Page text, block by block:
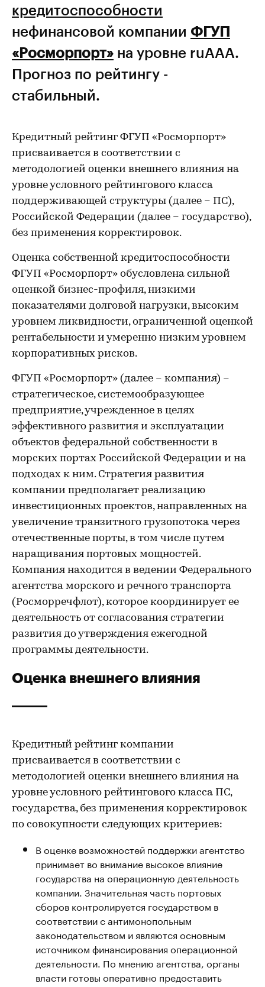
кредитоспособности
нефинансовой компании ФГУП
«Росморпорт» на уровне ruAAA.
Прогноз по рейтингу -
стабильный.
Кредитный рейтинг ФГУП «Росморпорт»
присваивается в соответствии с
методологией оценки внешнего влияния на
уровне условного рейтингового класса
поддерживающей структуры (далее – ПС),
Российской Федерации (далее – государство),
без применения корректировок.
Оценка собственной кредитоспособности
ФГУП «Росморпорт» обусловлена сильной
оценкой бизнес-профиля, низкими
показателями долговой нагрузки, высоким
уровнем ликвидности, ограниченной оценкой
рентабельности и умеренно низким уровнем
корпоративных рисков.
ФГУП «Росморпорт» (далее – компания) –
стратегическое, системообразующее
предприятие, учрежденное в целях
эффективного развития и эксплуатации
объектов федеральной собственности в
морских портах Российской Федерации и на
подходах к ним. Стратегия развития
компании предполагает реализацию
инвестиционных проектов, направленных на
увеличение транзитного грузопотока через
отечественные порты, в том числе путем
наращивания портовых мощностей.
Компания находится в ведении Федерального
агентства морского и речного транспорта
(Росморречфлот), которое координирует ее
деятельность от согласования стратегии
развития до утверждения ежегодной
программы деятельности.
Оценка внешнего влияния
Кредитный рейтинг компании
присваивается в соответствии с
методологией оценки внешнего влияния на
уровне условного рейтингового класса ПС,
государства, без применения корректировок
по совокупности следующих критериев:
В оценке возможностей поддержки агентство
принимает во внимание высокое влияние
государства на операционную деятельность
компании. Значительная часть портовых
сборов контролируется государством в
соответствии с антимонопольным
законодательством и являются основным
источником финансирования операционной
деятельности. По мнению агентства, органы
власти готовы оперативно предоставить